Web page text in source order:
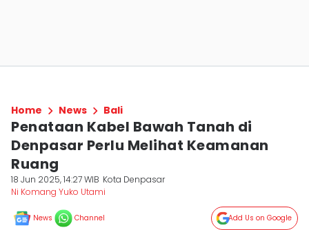
Home News Bali
Penataan Kabel Bawah Tanah di
Denpasar Perlu Melihat Keamanan
Ruang
18 Jun 2025, 14:27 WIB Kota Denpasar
Ni Komang Yuko Utami
News Channel Add Us on Google